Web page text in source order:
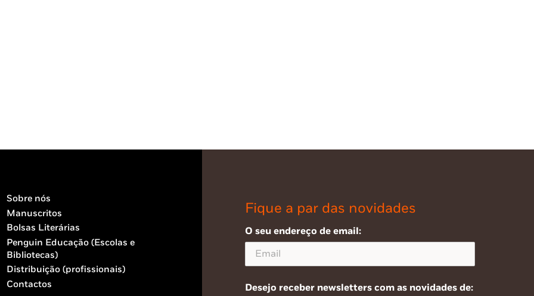
Sobre nós
Manuscritos
Bolsas Literárias
Penguin Educação (Escolas e
Bibliotecas)
Distribuição (profissionais)
Contactos
Fique a par das novidades
O seu endereço de email:
Desejo receber newsletters com as novidades de: